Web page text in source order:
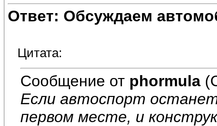
Ответ: Обсуждаем
Цитата:
Сообщение от phormula
Если автоспорт
первом месте, и